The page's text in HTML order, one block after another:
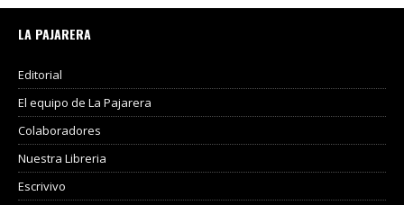
LA PAJARERA
Editorial
El equipo de La Pajarera
Colaboradores
Nuestra Libreria
Escrivivo